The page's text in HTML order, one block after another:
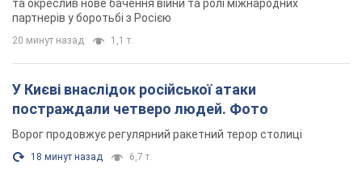
Росіяни атакували дроном лікарню у Херсоні:
постраждали медпрацівниці
Загалом постраждали чотири жінки – і вони не єдині поранені
за добу
6 часов назад